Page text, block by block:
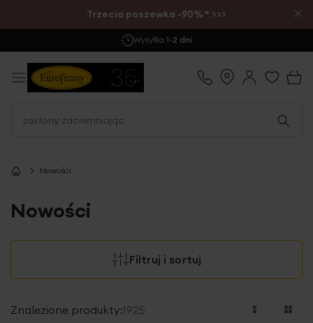
Trzecia poszewka -90%* >>> ×
Wysyłka 1-2 dni
Nowości
Nowości
Filtruj i sortuj
Znalezione produkty:1925